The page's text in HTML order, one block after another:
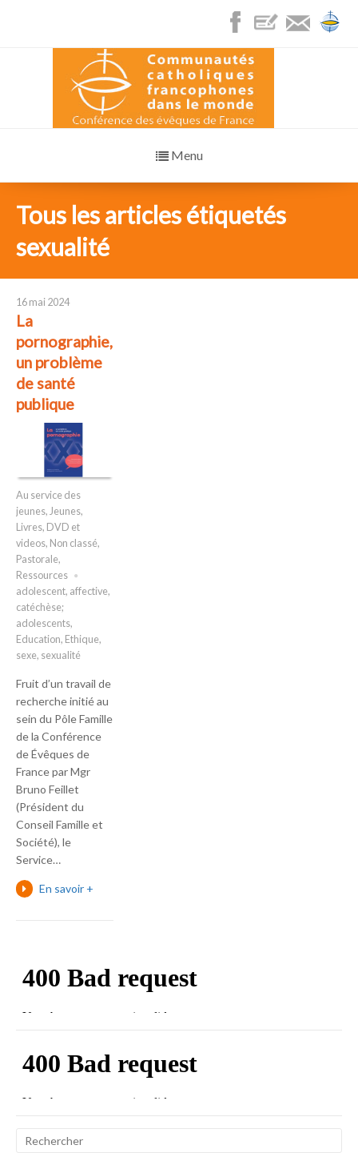
Menu
Tous les articles étiquetés
sexualité
16 mai 2024
La
pornographie,
un problème
de santé
publique
Au service des
jeunes, Jeunes,
Livres, DVD et
videos, Non classé,
Pastorale,
Ressources
adolescent, affective,
catéchèse;
adolescents,
Education, Ethique,
sexe, sexualité
Fruit d’un travail de
recherche initié au
sein du Pôle Famille
de la Conférence
de Évêques de
France par Mgr
Bruno Feillet
(Président du
Conseil Famille et
Société), le
Service…
En savoir +